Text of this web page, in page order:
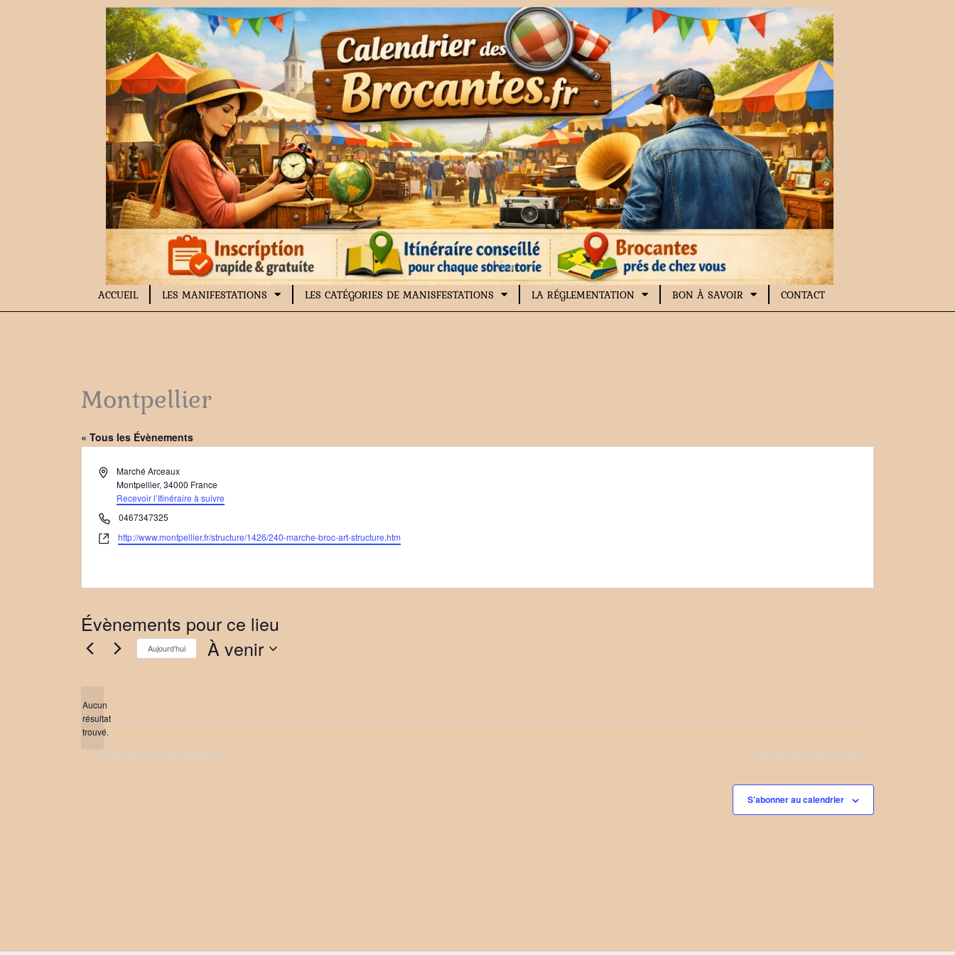
ACCUEIL LES MANIFESTATIONS LES CATÉGORIES DE MANISFESTATIONS LA RÉGLEMENTATION BON À SAVOIR CONTACT
Montpellier
« Tous les Évènements
AdresseMarché Arceaux
Montpellier, 34000 France
Recevoir l’Itinéraire à suivre
Téléphone0467347325
Site
http://www.montpellier.fr/structure/1426/240-marche-broc-art-structure.htm
Évènements pour ce lieu
Notice
Aucun
résultat
trouvé.
Aujourd’hui À venir
Évènements précédents Évènements suivants
S’abonner au calendrier